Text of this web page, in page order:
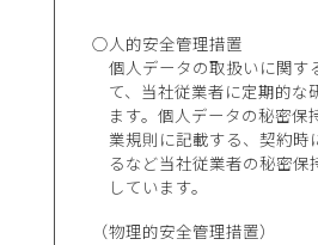
○人的安全管理措置
個人データの取扱いに関す
て、当社従業者に定期的な
ます。個人データの秘密保
業規則に記載する、契約時
るなど当社従業者の秘密保
しています。
（物理的安全管理措置）